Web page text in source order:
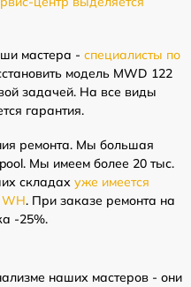
мастера - специалисты по
модель MWD 122
задачей. На все виды
гарантия.
ремонта. Мы большая
Мы имеем более 20 тыс.
складах уже имеется
WH. При заказе ремонта на
-25%.
наших мастеров - они